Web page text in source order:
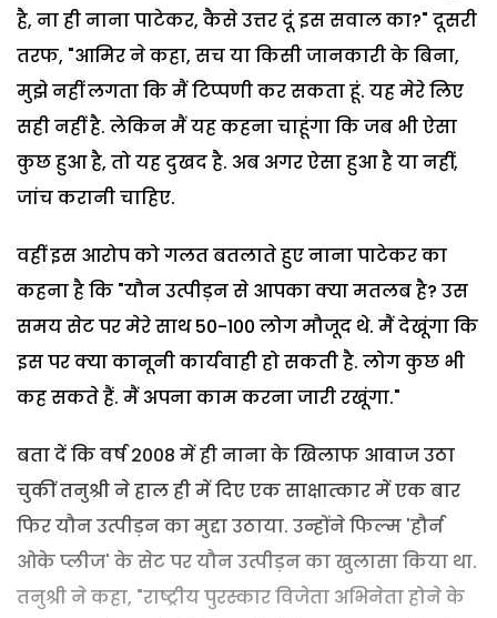
है, ना ही नाना पाटेकर, कैसे उत्तर दूं इस सवाल का?" दूसरी
तरफ, "आमिर ने कहा, सच या किसी जानकारी के बिना,
मुझे नहीं लगता कि मैं टिप्पणी कर सकता हूं. यह मेरे लिए
सही नहीं है. लेकिन मैं यह कहना चाहूंगा कि जब भी ऐसा
कुछ हुआ है, तो यह दुखद है. अब अगर ऐसा हुआ है या नहीं,
जांच करानी चाहिए.
वहीं इस आरोप को गलत बतलाते हुए नाना पाटेकर का
कहना है कि "यौन उत्पीड़न से आपका क्या मतलब है? उस
समय सेट पर मेरे साथ 50-100 लोग मौजूद थे. मैं देखूंगा कि
इस पर क्या कानूनी कार्यवाही हो सकती है. लोग कुछ भी
कह सकते हैं. मैं अपना काम करना जारी रखूंगा."
बता दें कि वर्ष 2008 में ही नाना के खिलाफ आवाज उठा
चुकीं तनुश्री ने हाल ही में दिए एक साक्षात्कार में एक बार
फिर यौन उत्पीड़न का मुद्दा उठाया. उन्होंने फिल्म 'हौर्न
ओके प्लीज' के सेट पर यौन उत्पीड़न का खुलासा किया था.
तनुश्री ने कहा, "राष्ट्रीय पुरस्कार विजेता अभिनेता होने के